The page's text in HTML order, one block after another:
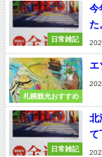
日常雑記
今
た
札幌観光おすすめ
日常雑記
北
て